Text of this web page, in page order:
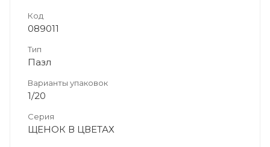
Код
089011
Тип
Пазл
Варианты упаковок
1/20
Серия
ЩЕНОК В ЦВЕТАХ